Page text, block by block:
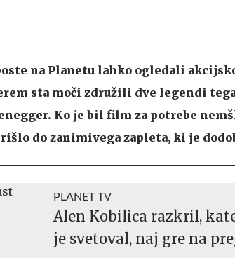
na Planetu lahko ogledali
sta moči združili dve legendi
Ko je bil film za potrebe
do zanimivega zapleta, ki je
PLANET TV
Alen Kobilica razkril,
je svetoval, naj gre na